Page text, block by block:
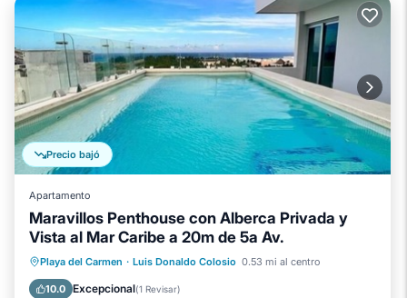
Precio bajó
Apartamento
Maravillos Penthouse con Alberca Privada y
Vista al Mar Caribe a 20m de 5a Av.
Playa del Carmen · Luis Donaldo Colosio 0.53 mi al centro
10.0 Excepcional(1 Revisar)
Aparcamiento Piscina
Cocina
Aire acondicionado